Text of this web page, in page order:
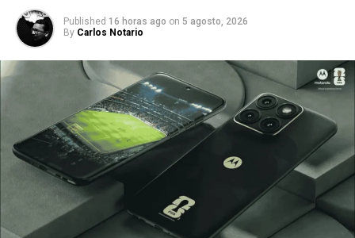
comments
RELATED TOPICS: BREAKING BAD FAR CRY
FAR CRY 6
UP NEXT
Bakugan está por regresar
DON'T MISS
El dios de los simbiontes por fin llega a Marvel
Published 16 horas ago on 5 agosto, 2026
By Carlos Notario